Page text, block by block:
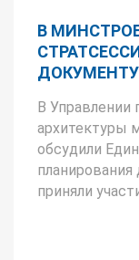
В
В Управлении
архитектуры
обсудили
планирования
приняли